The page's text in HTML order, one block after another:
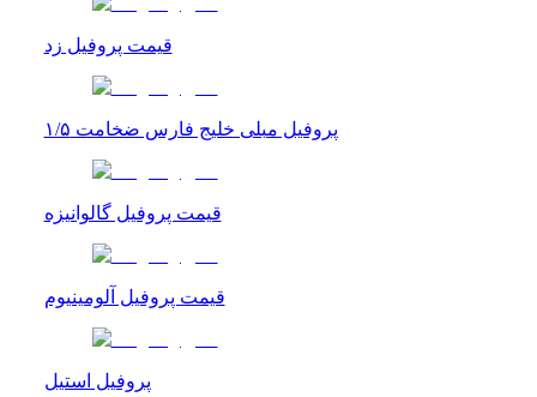
قیمت پروفیل زد
پروفیل مبلی خلیج فارس ضخامت ۱/۵
قیمت پروفیل گالوانیزه
قیمت پروفیل آلومینیوم
پروفیل استیل